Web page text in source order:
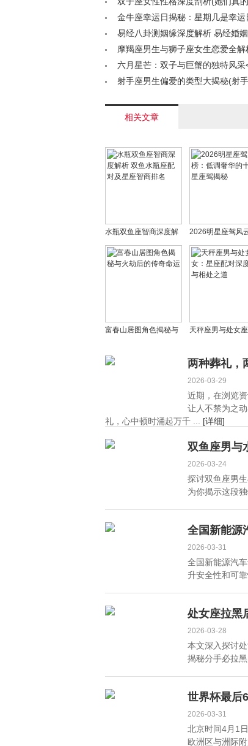
/a> 金牛座幸运日揭秘：星期几是幸运
何时？< /a>
易经八卦测姻缘深度解析 易经婚
摩羯座男生与狮子座女生恋爱全
意事项< /a>
六月星芒：双子与巨蟹的独特风采
射手座男生偏爱的类型大揭秘(射
相关文章
水瓶双鱼座智商深度解
析 双鱼水瓶座配对及星
座智商排名
2026明星座驾风
低调奢华的十大
驾揭秘
富春山居图角色揭秘与
天秤座男与处女座
处之道
两种葬礼，
2026-03-29
近期，在浏览
让人不禁为之
礼，心中顿时涌起万千 ... [详细]
双鱼座男与
2026-03-24
探讨双鱼座男
为你揭示这段
全国新能源
2026-03-31
全国新能源汽
升安全性和可
处女座拉黑
2026-03-28
本文深入探讨
揭秘分手必拉
世界杯最后
2026-03-31
北京时间4月1
欧洲区与洲际